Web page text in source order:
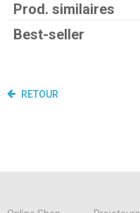
Prod. similaires
Best-seller
RETOUR